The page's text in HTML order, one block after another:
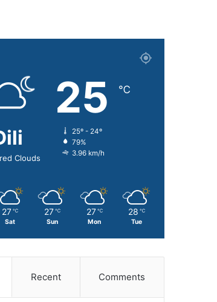
Clouds
25 ℃
25º - 24º
79%
3.96 km/h
27 ℃
Sat
27 ℃
Sun
27 ℃
Mon
28 ℃
Tue
Recent Comments